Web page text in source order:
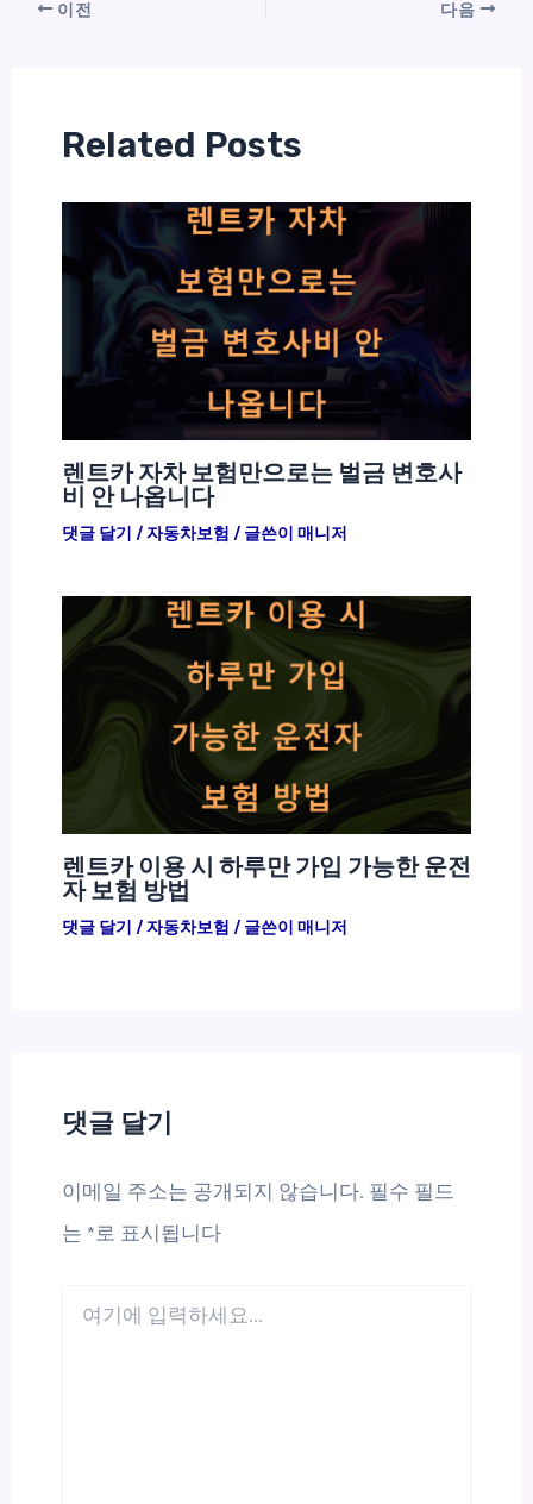
이전 다음
Related Posts
렌트카 자차 보험만으로는 벌금 변호사
비 안 나옵니다
댓글 달기 /자동차보험 / 글쓴이 매니저
렌트카 이용 시 하루만 가입 가능한 운전
자 보험 방법
댓글 달기 /자동차보험 / 글쓴이 매니저
댓글 달기
이메일 주소는 공개되지 않습니다. 필수 필드
는 *로 표시됩니다